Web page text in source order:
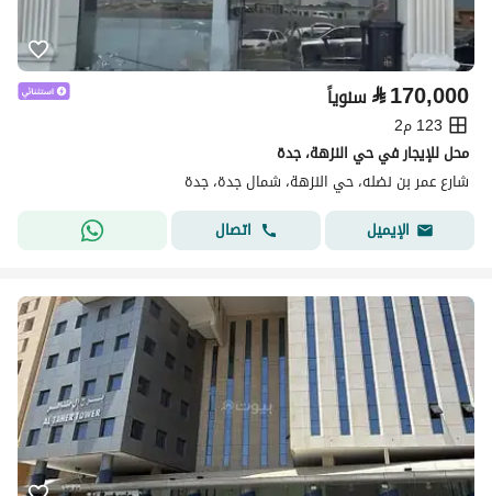
⃁170,000 سنوياً
123 م2
محل للإيجار في حي النزهة، جدة
شارع عمر بن نضله، حي النزهة، شمال جدة، جدة
الإيميل
اتصال